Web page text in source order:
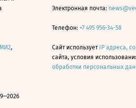
,
Электронная почта:
Телефон: +7 495 956-34-58
Сайт использует IP адреса,
сайта, условия
обработки персональных